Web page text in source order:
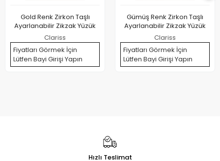
Gold Renk Zirkon Taşlı
Ayarlanabilir Zikzak Yüzük
Clariss
Fiyatları Görmek İçin
Lütfen Bayi Girişi Yapın
Gümüş Renk Zirkon Taşlı
Ayarlanabilir Zikzak Yüzük
Clariss
Fiyatları Görmek İçin
Lütfen Bayi Girişi Yapın
Hızlı Teslimat